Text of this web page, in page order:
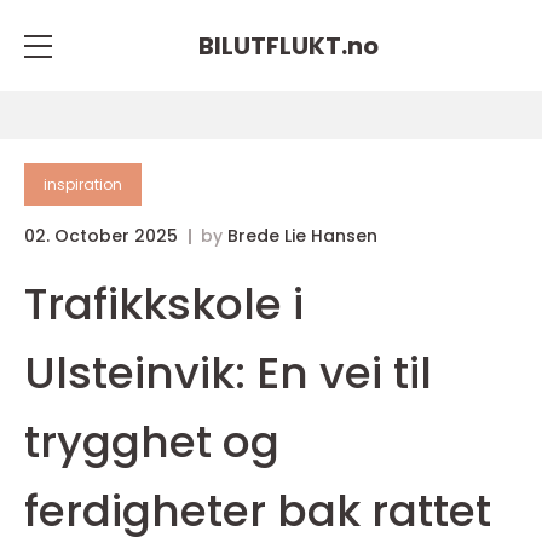
BILUTFLUKT.no
inspiration
02. October 2025 by Brede Lie Hansen
Trafikkskole i
Ulsteinvik: En vei til
trygghet og
ferdigheter bak rattet